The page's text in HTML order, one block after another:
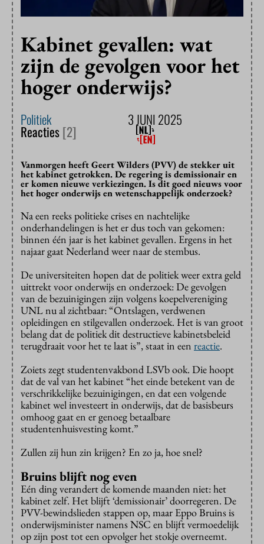
Kabinet gevallen: wat
zijn de gevolgen voor het
hoger onderwijs?
Politiek 3 JUNI 2025
Reacties[2]
Vanmorgen heeft Geert Wilders (PVV) de stekker uit
het kabinet getrokken. De regering is demissionair en
er komen nieuwe verkiezingen. Is dit goed nieuws voor
het hoger onderwijs en wetenschappelijk onderzoek?
Na een reeks politieke crises en nachtelijke
onderhandelingen is het er dus toch van gekomen:
binnen één jaar is het kabinet gevallen. Ergens in het
najaar gaat Nederland weer naar de stembus.
De universiteiten hopen dat de politiek weer extra geld
uittrekt voor onderwijs en onderzoek: De gevolgen
van de bezuinigingen zijn volgens koepelvereniging
UNL nu al zichtbaar: “Ontslagen, verdwenen
opleidingen en stilgevallen onderzoek. Het is van groot
belang dat de politiek dit destructieve kabinetsbeleid
terugdraait voor het te laat is”, staat in een reactie.
Zoiets zegt studentenvakbond LSVb ook. Die hoopt
dat de val van het kabinet “het einde betekent van de
verschrikkelijke bezuinigingen, en dat een volgende
kabinet wel investeert in onderwijs, dat de basisbeurs
omhoog gaat en er genoeg betaalbare
studentenhuisvesting komt.”
Zullen zij hun zin krijgen? En zo ja, hoe snel?
Bruins blijft nog even
Eén ding verandert de komende maanden niet: het
kabinet zelf. Het blijft ‘demissionair’ doorregeren. De
PVV-bewindslieden stappen op, maar Eppo Bruins is
onderwijsminister namens NSC en blijft vermoedelijk
op zijn post tot een opvolger het stokje overneemt.